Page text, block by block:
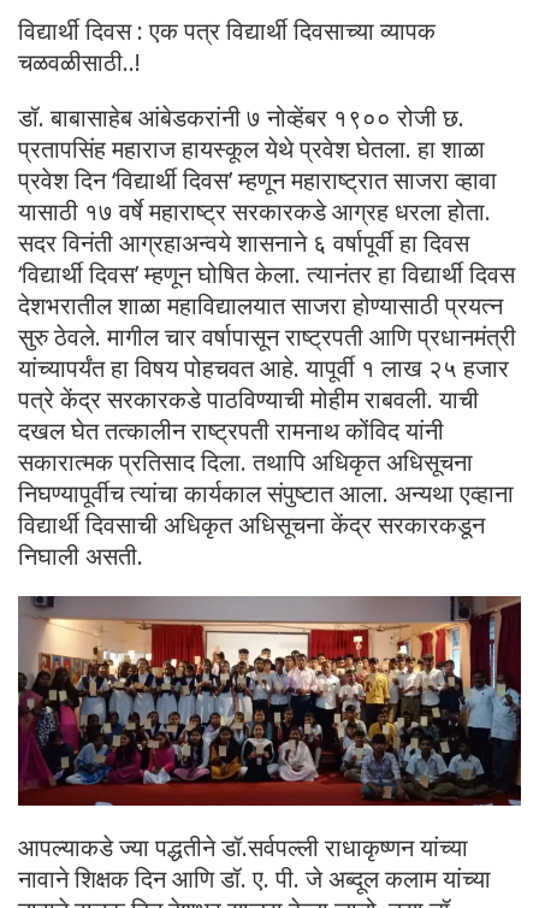
विद्यार्थी दिवस : एक पत्र विद्यार्थी दिवसाच्या व्यापक
चळवळीसाठी..!
डॉ. बाबासाहेब आंबेडकरांनी ७ नोव्हेंबर १९०० रोजी छ.
प्रतापसिंह महाराज हायस्कूल येथे प्रवेश घेतला. हा शाळा
प्रवेश दिन ‘विद्यार्थी दिवस’ म्हणून महाराष्ट्रात साजरा व्हावा
यासाठी १७ वर्षे महाराष्ट्र सरकारकडे आग्रह धरला होता.
सदर विनंती आग्रहाअन्वये शासनाने ६ वर्षापूर्वी हा दिवस
‘विद्यार्थी दिवस’ म्हणून घोषित केला. त्यानंतर हा विद्यार्थी दिवस
देशभरातील शाळा महाविद्यालयात साजरा होण्यासाठी प्रयत्न
सुरु ठेवले. मागील चार वर्षापासून राष्ट्रपती आणि प्रधानमंत्री
यांच्यापर्यंत हा विषय पोहचवत आहे. यापूर्वी १ लाख २५ हजार
पत्रे केंद्र सरकारकडे पाठविण्याची मोहीम राबवली. याची
दखल घेत तत्कालीन राष्ट्रपती रामनाथ कोंविद यांनी
सकारात्मक प्रतिसाद दिला. तथापि अधिकृत अधिसूचना
निघण्यापूर्वीच त्यांचा कार्यकाल संपुष्टात आला. अन्यथा एव्हाना
विद्यार्थी दिवसाची अधिकृत अधिसूचना केंद्र सरकारकडून
निघाली असती.
आपल्याकडे ज्या पद्धतीने डॉ.सर्वपल्ली राधाकृष्णन यांच्या
नावाने शिक्षक दिन आणि डॉ. ए. पी. जे अब्दूल कलाम यांच्या